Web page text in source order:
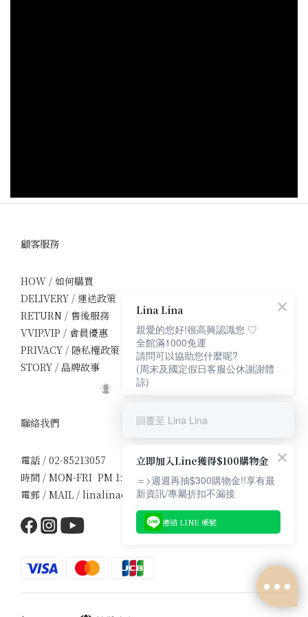
顧客服務
HOW / 如何購買
DELIVERY / 運送政策
RETURN / 售後服務
VVIP.VIP / 會員優惠
PRIVACY / 隱私權政策
STORY / 品牌故事
聯絡我們
電話 / 02-85213057
時間 / MON-FRI PM 1:30-5:00
電郵 / MAIL / linalinadress1107@gmail.com
Lina Lina
親愛的您好!很高興認識您 ♡
全館滿1000免運
請問可以協助您什麼呢?
(周末及國定假日客服公休謝謝體
諒)
回覆至 Lina Lina
立即加入Line獲得$100購物金
＝>週週再抽$300購物金!!享有最
新資訊/專屬折扣不漏接
連結 LINE 帳號